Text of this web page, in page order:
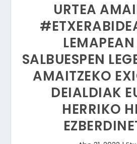
URTEA
SALBUESPEN
AMAITZEKO
DEIALDIAK
HERRIKO